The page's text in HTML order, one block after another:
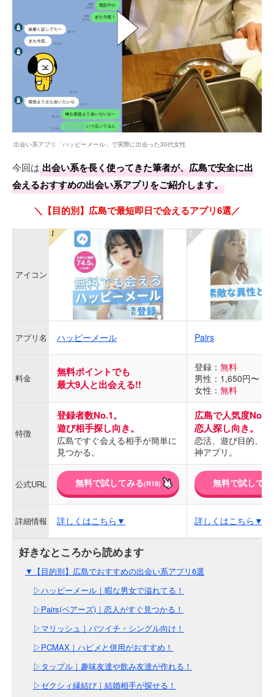
出会い系アプリ「ハッピーメール」で実際に出会った30代女性
今回は 出会い系を長く使ってきた筆者が、広島で安全に出
会えるおすすめの出会い系アプリをご紹介します。
＼【目的別】広島で最短即日で会えるアプリ6選／
アイコン
アプリ名 ハッピーメール Pairs
料金
無料ポイントでも
最大9人と出会える!!
登録： 無料
男性：1,650円〜
女性： 無料
特徴
登録者数No.1。
遊び相手探し向き。
広島ですぐ会える相手が簡単に
見つかる。
広島で人気度No.1
恋人探し向き。
恋活、遊び目的、
神アプリ。
公式URL 無料で試してみる(R18) 無料で試して
詳細情報 詳しくはこちら▼ 詳しくはこちら▼
▼【目的別】広島でおすすめの出会い系アプリ6選
▷ハッピーメール｜暇な男女で溢れてる！
▷Pairs(ペアーズ)｜恋人がすぐ見つかる！
▷マリッシュ｜バツイチ・シングル向け！
▷PCMAX｜ハピメと併用がおすすめ！
▷タップル｜趣味友達や飲み友達が作れる！
▷ゼクシィ縁結び｜結婚相手が探せる！